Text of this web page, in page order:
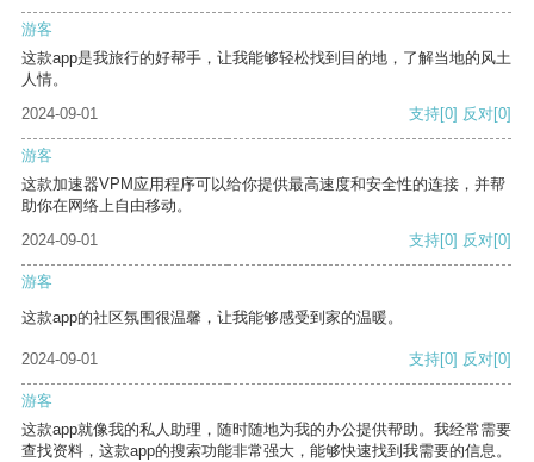
游客
这款app是我旅行的好帮手，让我能够轻松找到目的地，了解当地的风土
人情。
2024-09-01
支持[0] 反对[0]
游客
这款加速器VPM应用程序可以给你提供最高速度和安全性的连接，并帮
助你在网络上自由移动。
2024-09-01
支持[0] 反对[0]
游客
这款app的社区氛围很温馨，让我能够感受到家的温暖。
2024-09-01 支持[0] 反对[0]
游客
这款app就像我的私人助理，随时随地为我的办公提供帮助。我经常需要
查找资料，这款app的搜索功能非常强大，能够快速找到我需要的信息。